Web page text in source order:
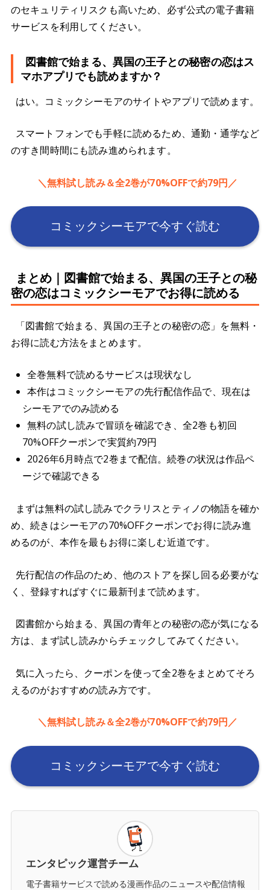
のセキュリティリスクも高いため、必ず公式の電子書籍
サービスを利用してください。
図書館で始まる、異国の王子との秘密の恋はス
マホアプリでも読めますか？
はい。コミックシーモアのサイトやアプリで読めます。
スマートフォンでも手軽に読めるため、通勤・通学など
のすき間時間にも読み進められます。
＼無料試し読み＆全2巻が70%OFFで約79円／
コミックシーモアで今すぐ読む
まとめ｜図書館で始まる、異国の王子との秘
密の恋はコミックシーモアでお得に読める
「図書館で始まる、異国の王子との秘密の恋」を無料・
お得に読む方法をまとめます。
全巻無料で読めるサービスは現状なし
本作はコミックシーモアの先行配信作品で、現在は
シーモアでのみ読める
無料の試し読みで冒頭を確認でき、全2巻も初回
70%OFFクーポンで実質約79円
2026年6月時点で2巻まで配信。続巻の状況は作品ペ
ージで確認できる
まずは無料の試し読みでクラリスとティノの物語を確か
め、続きはシーモアの70%OFFクーポンでお得に読み進
めるのが、本作を最もお得に楽しむ近道です。
先行配信の作品のため、他のストアを探し回る必要がな
く、登録すればすぐに最新刊まで読めます。
図書館から始まる、異国の青年との秘密の恋が気になる
方は、まず試し読みからチェックしてみてください。
気に入ったら、クーポンを使って全2巻をまとめてそろ
えるのがおすすめの読み方です。
＼無料試し読み＆全2巻が70%OFFで約79円／
コミックシーモアで今すぐ読む
エンタピック運営チーム
電子書籍サービスで読める漫画作品のニュースや配信情報